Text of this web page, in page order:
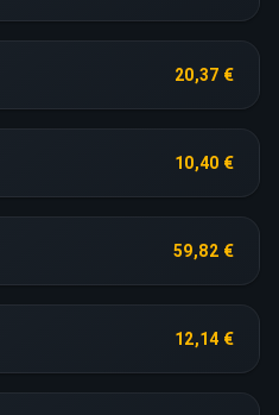
20,37 €
10,40 €
59,82 €
12,14 €